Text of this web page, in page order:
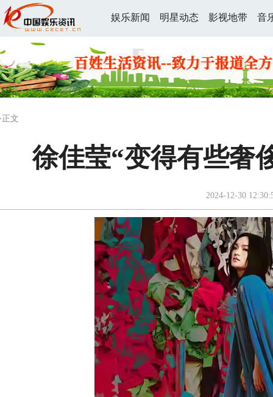
娱乐新闻 明星动态 影视地带 音
文
徐佳莹“变得有些奢
2024-12-30